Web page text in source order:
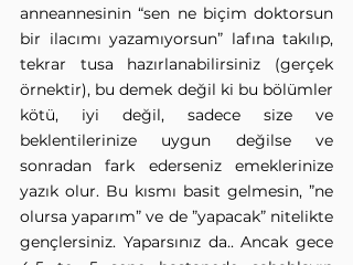
anneannesinin “sen ne biçim doktorsun
bir ilacımı yazamıyorsun” lafına takılıp,
tekrar tusa hazırlanabilirsiniz (gerçek
örnektir), bu demek değil ki bu bölümler
kötü, iyi değil, sadece size ve
beklentilerinize uygun değilse ve
sonradan fark ederseniz emeklerinize
yazık olur. Bu kısmı basit gelmesin, ”ne
olursa yaparım” ve de ”yapacak” nitelikte
gençlersiniz. Yaparsınız da.. Ancak gece